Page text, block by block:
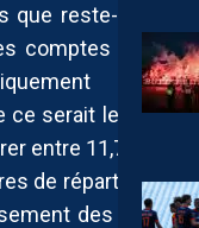
que reste-t-il ?
comptes : les
des
ce serait le cas
entre 11,7 M€
de répartition
des cinq